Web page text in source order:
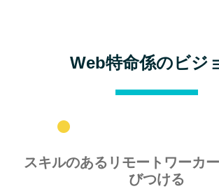
Web特命係のビジ
スキルのあるリモートワーカ
びつける